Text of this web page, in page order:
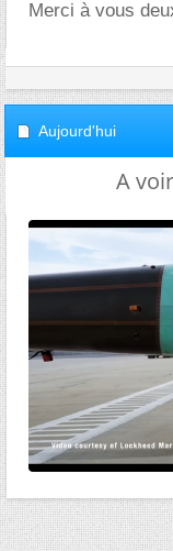
Merci à vous
Aujourd'hui
A